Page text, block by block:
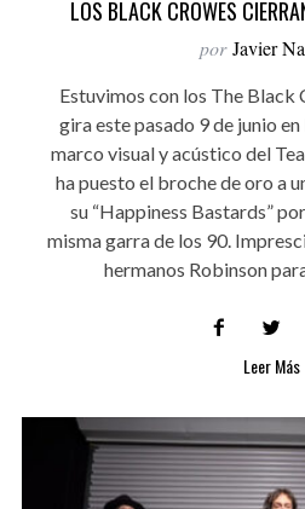
LOS BLACK CROWES
por Javier
Estuvimos con los The Black
gira este pasado 9 de junio
marco visual y acústico del
ha puesto el broche de oro a
su “Happiness Bastards”
misma garra de los 90.
hermanos Robinson
Leer Más